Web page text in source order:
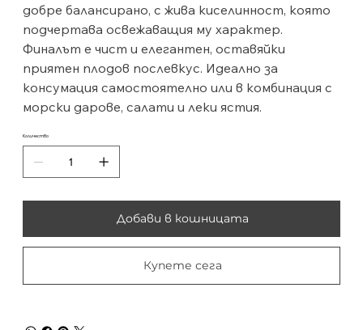
добре балансирано, с жива киселинност, която
подчертава освежаващия му характер.
Финалът е чист и елегантен, оставяйки
приятен плодов послевкус. Идеално за
консумация самостоятелно или в комбинация с
морски дарове, салати и леки ястия.
Количество
Добави в кошницата
Купете сега